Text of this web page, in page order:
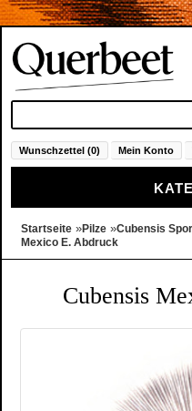
Wunschzettel (0) Mein Konto
Startseite »Pilze »Cubensis
Mexico E. Abdruck
Cubensis